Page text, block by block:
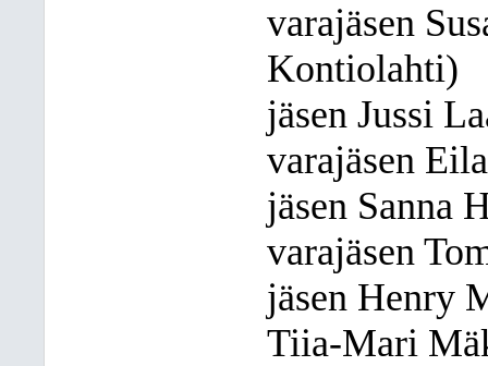
varajäsen
Kontiolahti)
jäsen Jussi
varajäsen
jäsen Sanna
varajäsen
jäsen Henry
Tiia-Mari